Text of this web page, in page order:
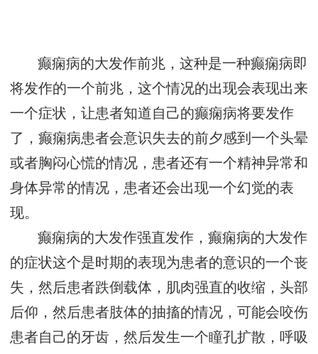
癫痫病的大发作前兆，这种是一种癫痫病即
将发作的一个前兆，这个情况的出现会表现出来
一个症状，让患者知道自己的癫痫病将要发作
了，癫痫病患者会意识失去的前夕感到一个头晕
或者胸闷心慌的情况，患者还有一个精神异常和
身体异常的情况，患者还会出现一个幻觉的表
现。
癫痫病的大发作强直发作，癫痫病的大发作
的症状这个是时期的表现为患者的意识的一个丧
失，然后患者跌倒载体，肌肉强直的收缩，头部
后仰，然后患者肢体的抽搐的情况，可能会咬伤
患者自己的牙齿，然后发生一个瞳孔扩散，呼吸